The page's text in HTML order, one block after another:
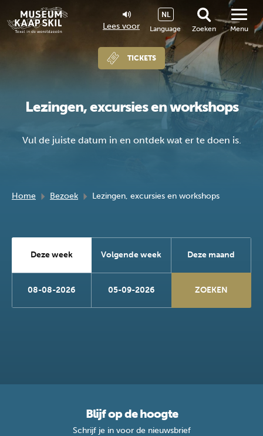
Lees voor Language
NL
Zoeken
TICKETS
Menu
Lezingen, excursies en workshops
Vul de juiste datum in en ontdek wat er te doen is.
Home Bezoek Lezingen, excursies en workshops
Deze week Volgende week Deze maand
08-08-2026 05-09-2026
Blijf op de hoogte
Schrijf je in voor de nieuwsbrief